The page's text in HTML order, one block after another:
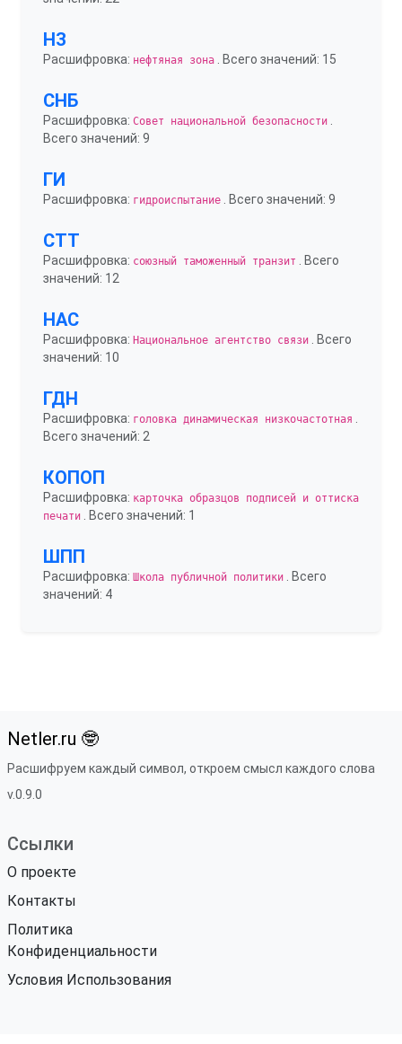
НЗ
Расшифровка: нефтяная зона . Всего значений: 15
СНБ
Расшифровка: Совет национальной безопасности
Всего значений: 9
ГИ
Расшифровка: гидроиспытание . Всего значений: 9
СТТ
Расшифровка: союзный таможенный транзит
. Всего
значений: 12
НАС
Расшифровка: Национальное агентство связи . Всего
значений: 10
ГДН
Расшифровка: головка динамическая низкочастотная
Всего значений: 2
КОПОП
Расшифровка: карточка образцов подписей и оттиска
печати . Всего значений: 1
ШПП
Расшифровка: Школа публичной политики . Всего
значений: 4
Netler.ru 🤓
Расшифруем каждый символ, откроем смысл каждого слова
v.0.9.0
Ссылки
О проекте
Контакты
Политика
Конфиденциальности
Условия Использования